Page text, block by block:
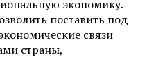
экономику.
поставить под
связи
страны,